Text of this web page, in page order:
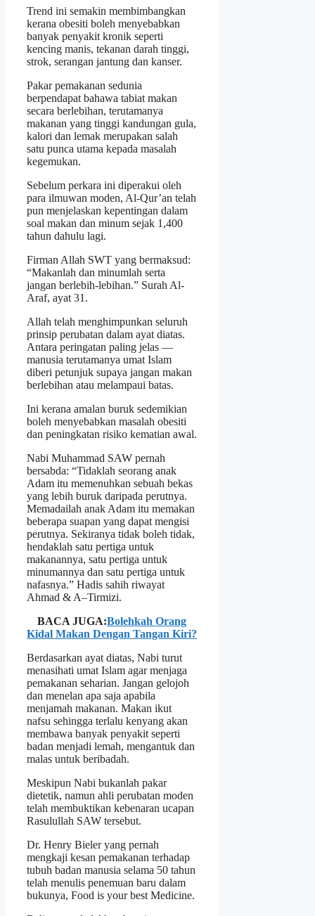
Trend ini semakin membimbangkan
kerana obesiti boleh menyebabkan
banyak penyakit kronik seperti
kencing manis, tekanan darah tinggi,
strok, serangan jantung dan kanser.
Pakar pemakanan sedunia
berpendapat bahawa tabiat makan
secara berlebihan, terutamanya
makanan yang tinggi kandungan gula,
kalori dan lemak merupakan salah
satu punca utama kepada masalah
kegemukan.
Sebelum perkara ini diperakui oleh
para ilmuwan moden, Al-Qur’an telah
pun menjelaskan kepentingan dalam
soal makan dan minum sejak 1,400
tahun dahulu lagi.
Firman Allah SWT yang bermaksud:
“Makanlah dan minumlah serta
jangan berlebih-lebihan.” Surah Al-
Araf, ayat 31.
Allah telah menghimpunkan seluruh
prinsip perubatan dalam ayat diatas.
Antara peringatan paling jelas —
manusia terutamanya umat Islam
diberi petunjuk supaya jangan makan
berlebihan atau melampaui batas.
Ini kerana amalan buruk sedemikian
boleh menyebabkan masalah obesiti
dan peningkatan risiko kematian awal.
Nabi Muhammad SAW pernah
bersabda: “Tidaklah seorang anak
Adam itu memenuhkan sebuah bekas
yang lebih buruk daripada perutnya.
Memadailah anak Adam itu memakan
beberapa suapan yang dapat mengisi
perutnya. Sekiranya tidak boleh tidak,
hendaklah satu pertiga untuk
makanannya, satu pertiga untuk
minumannya dan satu pertiga untuk
nafasnya.” Hadis sahih riwayat
Ahmad & A–Tirmizi.
BACA JUGA:Bolehkah Orang
Kidal Makan Dengan Tangan Kiri?
Berdasarkan ayat diatas, Nabi turut
menasihati umat Islam agar menjaga
pemakanan seharian. Jangan gelojoh
dan menelan apa saja apabila
menjamah makanan. Makan ikut
nafsu sehingga terlalu kenyang akan
membawa banyak penyakit seperti
badan menjadi lemah, mengantuk dan
malas untuk beribadah.
Meskipun Nabi bukanlah pakar
dietetik, namun ahli perubatan moden
telah membuktikan kebenaran ucapan
Rasulullah SAW tersebut.
Dr. Henry Bieler yang pernah
mengkaji kesan pemakanan terhadap
tubuh badan manusia selama 50 tahun
telah menulis penemuan baru dalam
bukunya, Food is your best Medicine.